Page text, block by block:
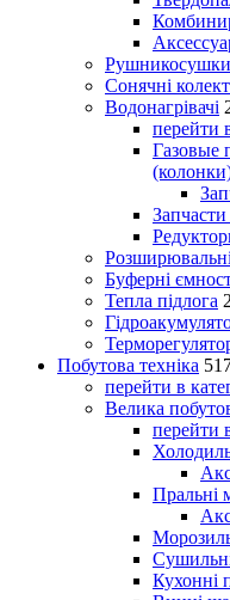
Рушникосушки
Сонячні
Водонагрівачі
перейти
Газовые
Буферні
Тепла підлога
Побутова техніка
перейти в
Велика
перейти
Пральні
Кухонні